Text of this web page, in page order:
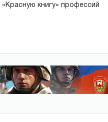
книгу» профессий